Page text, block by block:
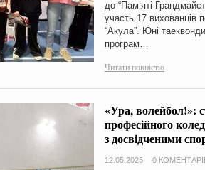
до “Пам’яті
участь 17 вихованців
“Акула”. Юні
програм…
Читати повністю
«Ура, волейбол!»:
професійного
з досвідченими
12.05.2025 0